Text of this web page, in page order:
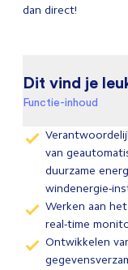
dan direct!
Dit vind je
Functie-inhoud
van
duurzame
windenergie-
Werken aan
real-time
Ontwikkelen